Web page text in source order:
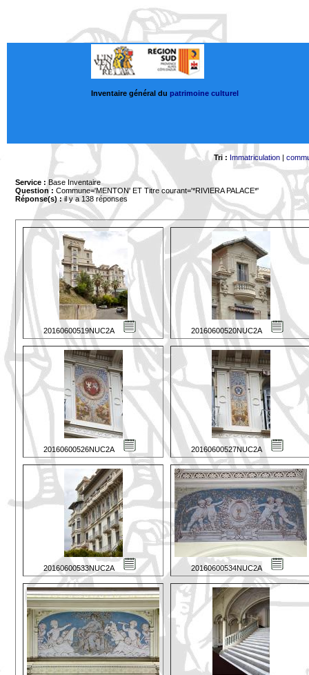
Inventaire général du patrimoine culturel
Tri : Immatriculation|
Service : Base Inventaire
Question : Commune='MENTON' ET Titre courant='*RIVIERA PALACE*'
Réponse(s) :il y a 138 réponses
20160600519NUC2A 20160600520NUC2A
20160600526NUC2A 20160600527NUC2A
20160600533NUC2A 20160600534NUC2A